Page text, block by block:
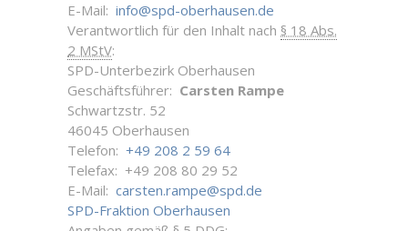
E-Mail: info@spd-oberhausen.de
Verantwortlich für den Inhalt nach § 18 Abs.
2 MStV:
SPD-Unterbezirk Oberhausen
Geschäftsführer: Carsten Rampe
Schwartzstr. 52
46045 Oberhausen
Telefon: +49 208 2 59 64
Telefax: +49 208 80 29 52
E-Mail: carsten.rampe@spd.de
SPD-Fraktion Oberhausen